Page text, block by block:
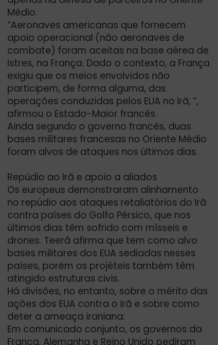
Médio.
“Aeronaves americanas que fornecem
apoio operacional (não aeronaves de
combate) foram aceitas na base aérea de
Istres, na França. Dado o contexto, a França
exigiu que os meios envolvidos não
participem, de forma alguma, das
operações conduzidas pelos EUA no Irã, ”,
afirmou o Estado-Maior francês.
Ainda segundo o governo francês, duas
bases militares francesas no Oriente Médio
foram alvos de ataques nos últimos dias.
Repúdio ao Irã e apoio a aliados
Os europeus demonstraram alinhamento
no repúdio aos ataques retaliatórios do Irã
contra países do Golfo Pérsico, que nos
últimos dias têm sofrido com mísseis e
drones. Teerã afirma que tem como alvo
bases militares dos EUA sediadas nesses
países, porém os projéteis também têm
atingido estruturas civis.
Há divisões, no entanto, sobre o mérito das
ações dos EUA contra o Irã e sobre como
deter a ameaça iraniana:
Em comunicado conjunto, os governos da
França, Alemanha e Reino Unido pediram